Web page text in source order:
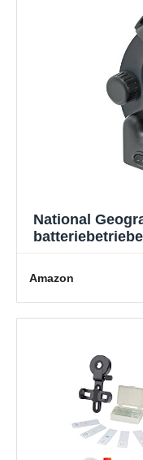
National
Smartphone
Zubehör,
Amazon